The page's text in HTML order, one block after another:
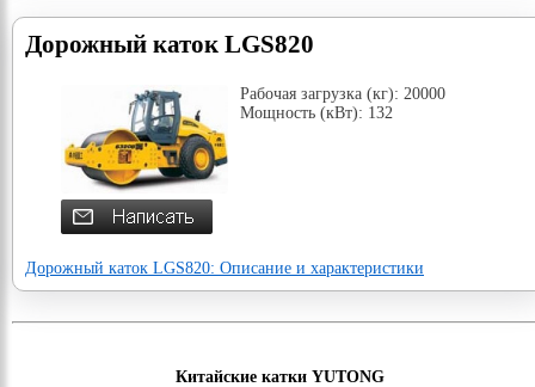
Дорожный каток LGS820
Рабочая загрузка (кг): 20000
Мощность (кВт): 132
Дорожный каток LGS820: Описание и характеристики
Китайские катки YUTONG